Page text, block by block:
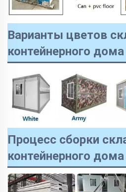
Варианты цветов
контейнерного дома
Процесс сборки
контейнерного дома